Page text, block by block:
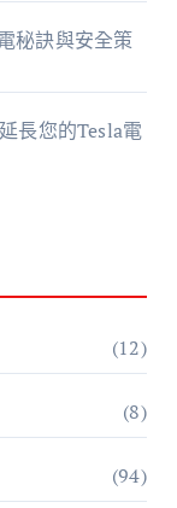
秘訣與安全策
長您的Tesla電
(12)
(8)
(94)